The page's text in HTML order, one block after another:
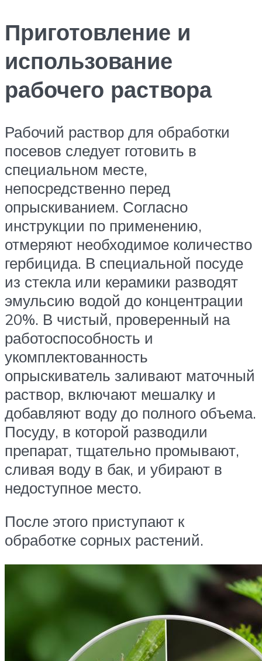
Приготовление и
использование
рабочего раствора
Рабочий раствор для обработки
посевов следует готовить в
специальном месте,
непосредственно перед
опрыскиванием. Согласно
инструкции по применению,
отмеряют необходимое количество
гербицида. В специальной посуде
из стекла или керамики разводят
эмульсию водой до концентрации
20%. В чистый, проверенный на
работоспособность и
укомплектованность
опрыскиватель заливают маточный
раствор, включают мешалку и
добавляют воду до полного объема.
Посуду, в которой разводили
препарат, тщательно промывают,
сливая воду в бак, и убирают в
недоступное место.
После этого приступают к
обработке сорных растений.